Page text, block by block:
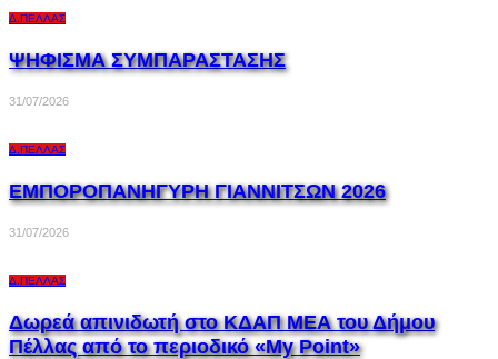
Δ.ΠΈΛΛΑΣ
ΨΗΦΙΣΜΑ ΣΥΜΠΑΡΑΣΤΑΣΗΣ
31/07/2026
Δ.ΠΈΛΛΑΣ
ΕΜΠΟΡΟΠΑΝΗΓΥΡΗ ΓΙΑΝΝΙΤΣΩΝ 2026
31/07/2026
Δ.ΠΈΛΛΑΣ
Δωρεά απινιδωτή στο ΚΔΑΠ ΜΕΑ του Δήμου
Πέλλας από το περιοδικό «My Point»